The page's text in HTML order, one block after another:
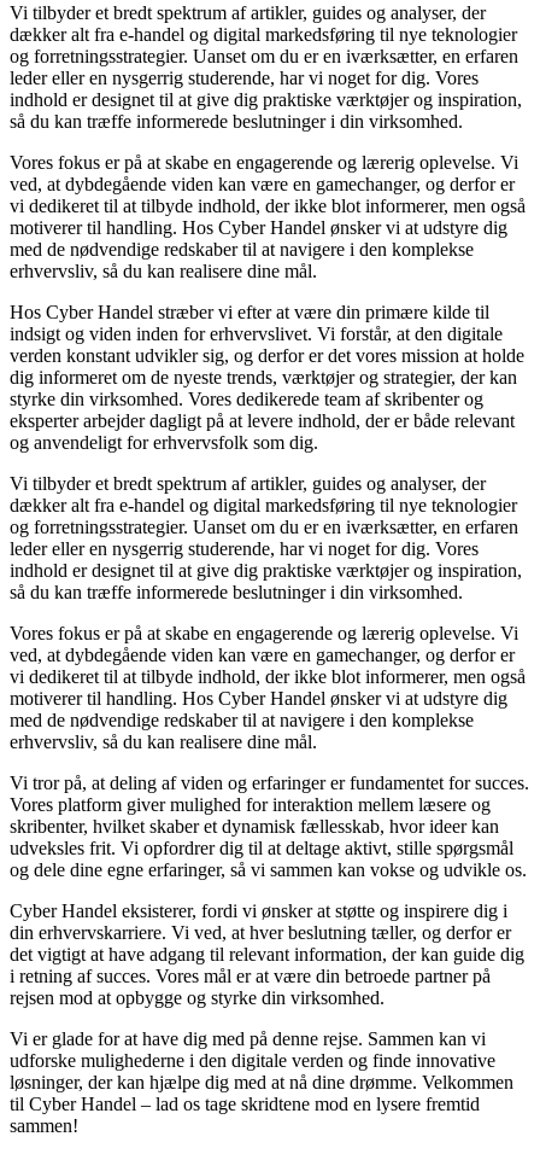
Vi tilbyder et bredt spektrum af artikler, guides og analyser, der
dækker alt fra e-handel og digital markedsføring til nye teknologier
og forretningsstrategier. Uanset om du er en iværksætter, en erfaren
leder eller en nysgerrig studerende, har vi noget for dig. Vores
indhold er designet til at give dig praktiske værktøjer og inspiration,
så du kan træffe informerede beslutninger i din virksomhed.
Vores fokus er på at skabe en engagerende og lærerig oplevelse. Vi
ved, at dybdegående viden kan være en gamechanger, og derfor er
vi dedikeret til at tilbyde indhold, der ikke blot informerer, men også
motiverer til handling. Hos Cyber Handel ønsker vi at udstyre dig
med de nødvendige redskaber til at navigere i den komplekse
erhvervsliv, så du kan realisere dine mål.
Hos Cyber Handel stræber vi efter at være din primære kilde til
indsigt og viden inden for erhvervslivet. Vi forstår, at den digitale
verden konstant udvikler sig, og derfor er det vores mission at holde
dig informeret om de nyeste trends, værktøjer og strategier, der kan
styrke din virksomhed. Vores dedikerede team af skribenter og
eksperter arbejder dagligt på at levere indhold, der er både relevant
og anvendeligt for erhvervsfolk som dig.
Vi tilbyder et bredt spektrum af artikler, guides og analyser, der
dækker alt fra e-handel og digital markedsføring til nye teknologier
og forretningsstrategier. Uanset om du er en iværksætter, en erfaren
leder eller en nysgerrig studerende, har vi noget for dig. Vores
indhold er designet til at give dig praktiske værktøjer og inspiration,
så du kan træffe informerede beslutninger i din virksomhed.
Vores fokus er på at skabe en engagerende og lærerig oplevelse. Vi
ved, at dybdegående viden kan være en gamechanger, og derfor er
vi dedikeret til at tilbyde indhold, der ikke blot informerer, men også
motiverer til handling. Hos Cyber Handel ønsker vi at udstyre dig
med de nødvendige redskaber til at navigere i den komplekse
erhvervsliv, så du kan realisere dine mål.
Vi tror på, at deling af viden og erfaringer er fundamentet for succes.
Vores platform giver mulighed for interaktion mellem læsere og
skribenter, hvilket skaber et dynamisk fællesskab, hvor ideer kan
udveksles frit. Vi opfordrer dig til at deltage aktivt, stille spørgsmål
og dele dine egne erfaringer, så vi sammen kan vokse og udvikle os.
Cyber Handel eksisterer, fordi vi ønsker at støtte og inspirere dig i
din erhvervskarriere. Vi ved, at hver beslutning tæller, og derfor er
det vigtigt at have adgang til relevant information, der kan guide dig
i retning af succes. Vores mål er at være din betroede partner på
rejsen mod at opbygge og styrke din virksomhed.
Vi er glade for at have dig med på denne rejse. Sammen kan vi
udforske mulighederne i den digitale verden og finde innovative
løsninger, der kan hjælpe dig med at nå dine drømme. Velkommen
til Cyber Handel – lad os tage skridtene mod en lysere fremtid
sammen!